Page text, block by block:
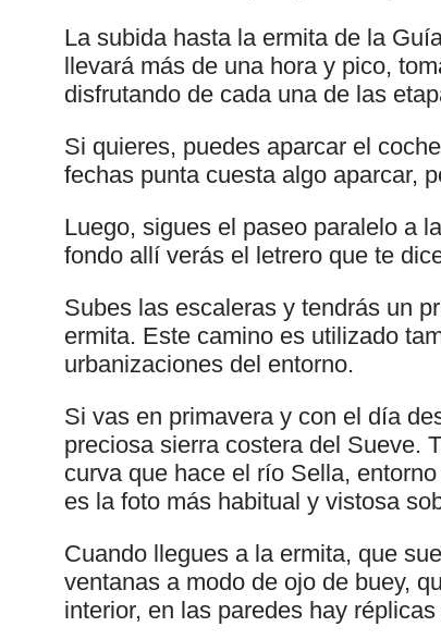
La subida hasta la ermita de la
llevará más de una hora y pico,
disfrutando de cada una de las
Si quieres, puedes aparcar el
fechas punta cuesta algo aparcar,
Luego, sigues el paseo paralelo a
fondo allí verás el letrero que te
Subes las escaleras y tendrás un
ermita. Este camino es utilizado
urbanizaciones del entorno.
Si vas en primavera y con el día
preciosa sierra costera del Sueve.
curva que hace el río Sella,
es la foto más habitual y vistosa
Cuando llegues a la ermita, que
ventanas a modo de ojo de buey,
interior, en las paredes hay